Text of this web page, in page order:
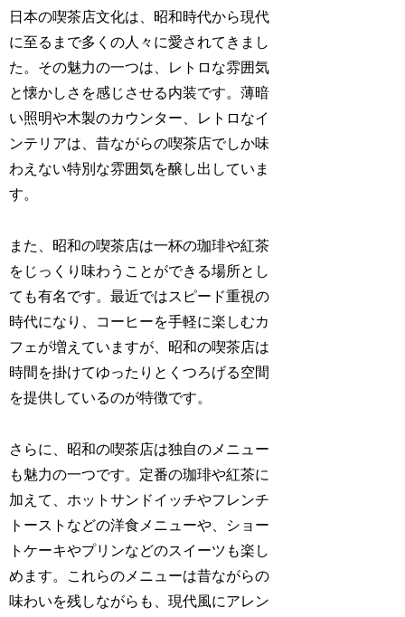
日本の喫茶店文化は、昭和時代から現代
に至るまで多くの人々に愛されてきまし
た。その魅力の一つは、レトロな雰囲気
と懐かしさを感じさせる内装です。薄暗
い照明や木製のカウンター、レトロなイ
ンテリアは、昔ながらの喫茶店でしか味
わえない特別な雰囲気を醸し出していま
す。
また、昭和の喫茶店は一杯の珈琲や紅茶
をじっくり味わうことができる場所とし
ても有名です。最近ではスピード重視の
時代になり、コーヒーを手軽に楽しむカ
フェが増えていますが、昭和の喫茶店は
時間を掛けてゆったりとくつろげる空間
を提供しているのが特徴です。
さらに、昭和の喫茶店は独自のメニュー
も魅力の一つです。定番の珈琲や紅茶に
加えて、ホットサンドイッチやフレンチ
トーストなどの洋食メニューや、ショー
トケーキやプリンなどのスイーツも楽し
めます。これらのメニューは昔ながらの
味わいを残しながらも、現代風にアレン